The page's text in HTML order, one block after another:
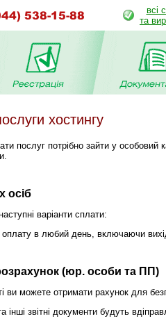
всі
та
хостингу
послуг потрібно зайти у особовий
осіб
варіанти сплати:
в любий день, включаючи
(юр. особи та ПП)
ви можете отримати рахунок для
інші звітні документи будуть